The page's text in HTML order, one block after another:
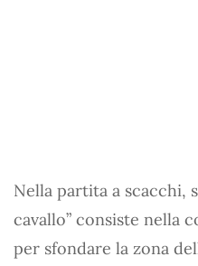
Nella partita a scacchi,
cavallo” consiste nella
per sfondare la zona